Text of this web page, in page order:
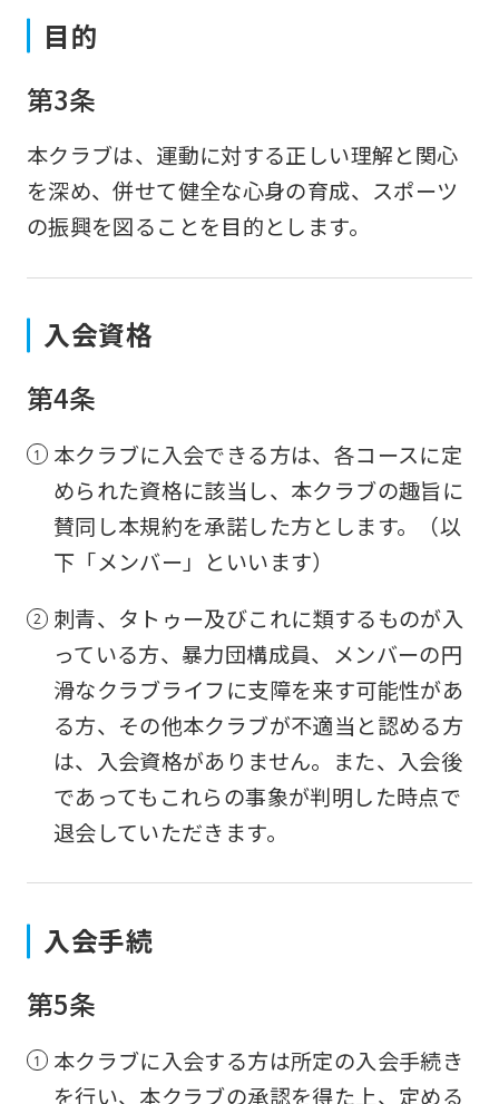
目的
第3条
本クラブは、運動に対する正しい理解と関心
を深め、併せて健全な心身の育成、スポーツ
の振興を図ることを目的とします。
入会資格
第4条
本クラブに入会できる方は、各コースに定
められた資格に該当し、本クラブの趣旨に
賛同し本規約を承諾した方とします。（以
下「メンバー」といいます）
刺青、タトゥー及びこれに類するものが入
っている方、暴力団構成員、メンバーの円
滑なクラブライフに支障を来す可能性があ
る方、その他本クラブが不適当と認める方
は、入会資格がありません。また、入会後
であってもこれらの事象が判明した時点で
退会していただきます。
入会手続
第5条
本クラブに入会する方は所定の入会手続き
を行い、本クラブの承認を得た上、定める